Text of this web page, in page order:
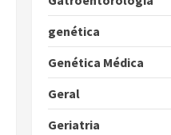
genética
Genética Médica
Geral
Geriatria